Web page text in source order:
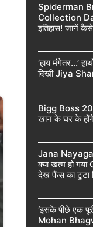
Spiderman
Collection Day
इतिहास! जानें
‘हाय मंगेतर…’
दिखी Jiya
Bigg Boss 20:
खान के घर के
Jana
क्या खत्म हो
देख फैंस का टूटा
‘इसके पीछे एक
Mohan